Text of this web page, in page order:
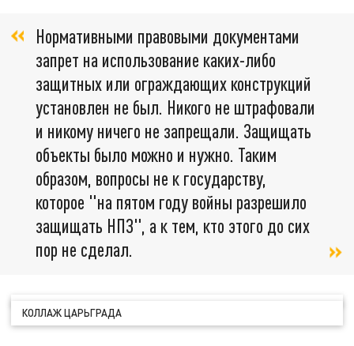
Нормативными правовыми документами
запрет на использование каких-либо
защитных или ограждающих конструкций
установлен не был. Никого не штрафовали
и никому ничего не запрещали. Защищать
объекты было можно и нужно. Таким
образом, вопросы не к государству,
которое "на пятом году войны разрешило
защищать НПЗ", а к тем, кто этого до сих
пор не сделал.
КОЛЛАЖ ЦАРЬГРАДА